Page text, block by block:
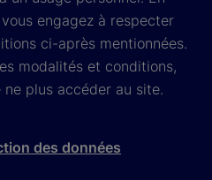
engagez à respecter
ci-après mentionnées.
modalités et conditions,
plus accéder au site.
des données